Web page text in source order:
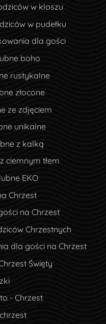
w kloszu
w pudełku
dla gości
boho
rustykalne
złocone
ze zdjęciem
unikalne
z kalką
ciemnym tłem
EKO
Chrzest
na Chrzest
Chrzestnych
dla gości na Chrzest
Święty
- Chrzest